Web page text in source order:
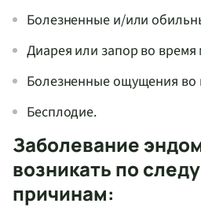
Болезненные и/или
Диарея или запор во время
Болезненные ощущения во
Бесплодие.
Заболевание
возникать по
причинам: